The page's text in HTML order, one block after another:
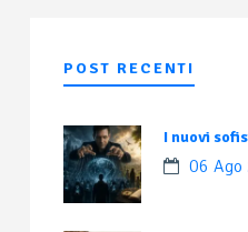
POST RECENTI
I nuovi
06 Ago